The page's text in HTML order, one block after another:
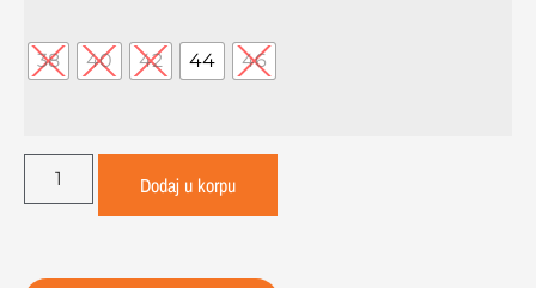
38 40 42 44 46
Dodaj u korpu